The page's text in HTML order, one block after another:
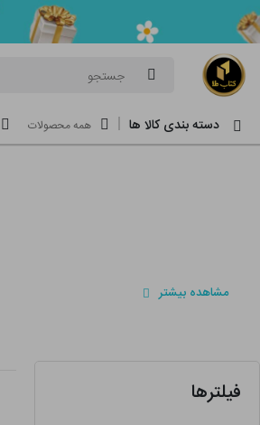
جستجو
دسته بندی کالا ها همه محصولات
مشاهده بیشتر
فیلترها